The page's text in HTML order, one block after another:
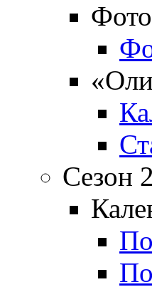
Фото
Сезон